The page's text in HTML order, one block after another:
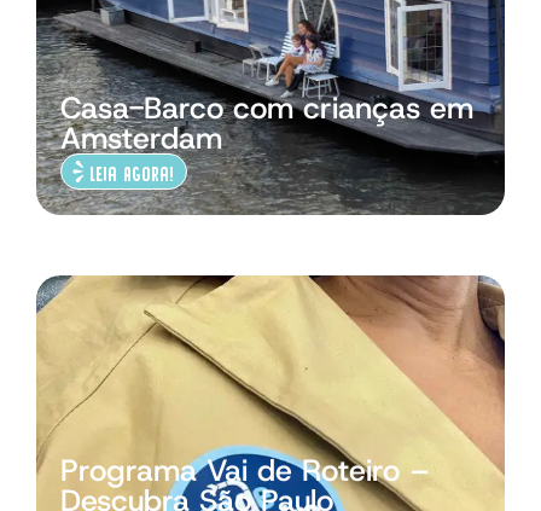
Casa-Barco com crianças em
Amsterdam
Leia Agora!
Programa Vai de Roteiro –
Descubra São Paulo